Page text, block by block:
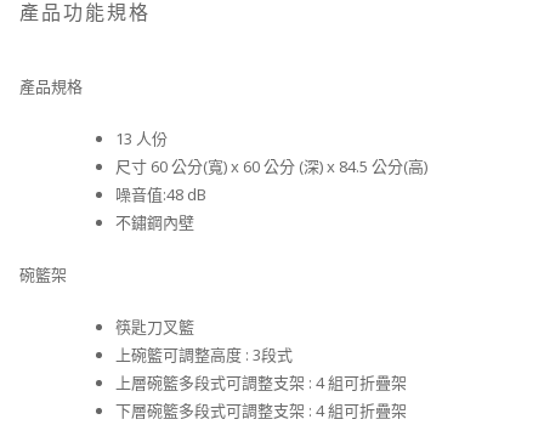
產品功能規格
產品規格
13 人份
尺寸 60 公分(寬) x 60 公分 (深) x 84.5 公分(高)
噪音值:48 dB
不鏽鋼內壁
碗籃架
筷匙刀叉籃
上碗籃可調整高度 : 3段式
上層碗籃多段式可調整支架 : 4 組可折疊架
下層碗籃多段式可調整支架 : 4 組可折疊架